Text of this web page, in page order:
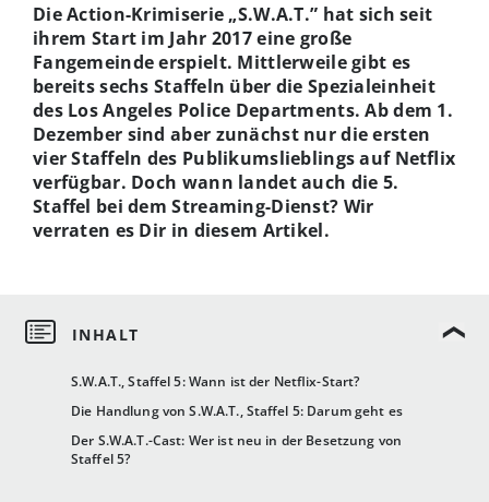
S.W.A.T., Staffel 5: Wann ist der Netflix-Start?
Die Handlung von S.W.A.T., Staffel 5: Darum geht es
Der S.W.A.T.-Cast: Wer ist neu in der Besetzung von
Staffel 5?
Die Action-Krimiserie „S.W.A.T.” hat sich seit
ihrem Start im Jahr 2017 eine große
Fangemeinde erspielt. Mittlerweile gibt es
bereits sechs Staffeln über die Spezialeinheit
des Los Angeles Police Departments. Ab dem 1.
Dezember sind aber zunächst nur die ersten
vier Staffeln des Publikumslieblings auf Netflix
verfügbar. Doch wann landet auch die 5.
Staffel bei dem Streaming-Dienst? Wir
verraten es Dir in diesem Artikel.